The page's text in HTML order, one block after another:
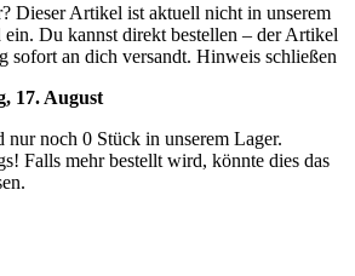
Dieser Artikel ist aktuell nicht in unserem
Du kannst direkt bestellen – der Artikel
sofort an dich versandt. Hinweis schließen
17. August
noch 0 Stück in unserem Lager.
Falls mehr bestellt wird, könnte dies das